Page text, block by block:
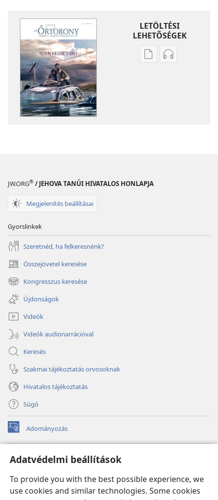
Adatvédelmi beállítások
To provide you with the best possible experience, we
use cookies and similar technologies. Some cookies
LETÖLTÉSI
LEHETŐSÉGEK
Kiadványok
JW.ORG® / JEHOVA TANÚI HIVATALOS HONLAPJA
Megjelenítés beállításai
Gyorslinkek
Szeretnéd, ha felkeresnénk?
Összejövetel keresése
(opens
new
window)
Kongresszus keresése
(opens
new
window)
Újdonságok
Videók
Videók audionarrációval
Keresés
Szakmai tájékoztatás orvosoknak
Hivatalos tájékoztatás
Súgó
Adományozás
(opens
new
Őrtorony ONLINE KÖNYVTÁR
(opens
window)JW Hub
(opens
new